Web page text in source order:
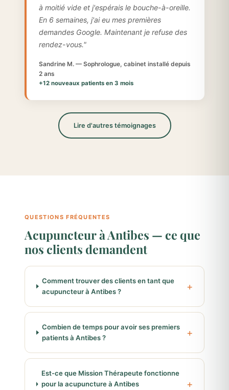
à moitié vide et j'espérais le bouche-à-oreille.
En 6 semaines, j'ai eu mes premières
demandes Google. Maintenant je refuse des
rendez-vous."
Sandrine M. — Sophrologue, cabinet installé depuis
2 ans
+12 nouveaux patients en 3 mois
Lire d'autres témoignages
QUESTIONS FRÉQUENTES
Acupuncteur à Antibes — ce que
nos clients demandent
Comment trouver des clients en tant que
acupuncteur à Antibes ?
Combien de temps pour avoir ses premiers
patients à Antibes ?
Est-ce que Mission Thérapeute fonctionne
pour la acupuncture à Antibes